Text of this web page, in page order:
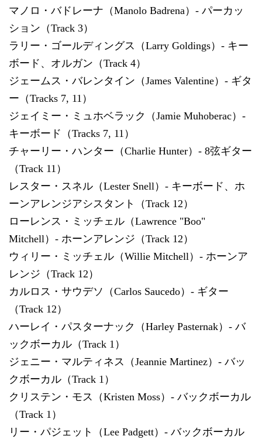
マノロ・バドレーナ（Manolo Badrena）- パーカッ
ション（Track 3）
ラリー・ゴールディングス（Larry Goldings）- キー
ボード、オルガン（Track 4）
ジェームス・バレンタイン（James Valentine）- ギタ
ー（Tracks 7, 11）
ジェイミー・ミュホベラック（Jamie Muhoberac）-
キーボード（Tracks 7, 11）
チャーリー・ハンター（Charlie Hunter）- 8弦ギター
（Track 11）
レスター・スネル（Lester Snell）- キーボード、ホ
ーンアレンジアシスタント（Track 12）
ローレンス・ミッチェル（Lawrence "Boo"
Mitchell）- ホーンアレンジ（Track 12）
ウィリー・ミッチェル（Willie Mitchell）- ホーンア
レンジ（Track 12）
カルロス・サウデソ（Carlos Saucedo）- ギター
（Track 12）
ハーレイ・パスターナック（Harley Pasternak）- バ
ックボーカル（Track 1）
ジェニー・マルティネス（Jeannie Martinez）- バッ
クボーカル（Track 1）
クリステン・モス（Kristen Moss）- バックボーカル
（Track 1）
リー・パジェット（Lee Padgett）- バックボーカル